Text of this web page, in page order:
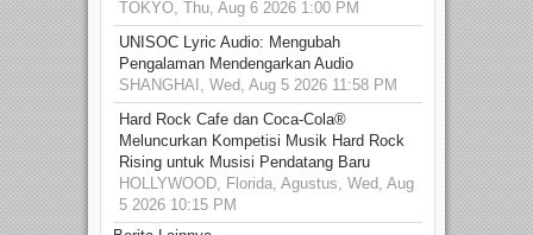
TOKYO, Thu, Aug 6 2026 1:00 PM
UNISOC Lyric Audio: Mengubah
Pengalaman Mendengarkan Audio
SHANGHAI, Wed, Aug 5 2026 11:58 PM
Hard Rock Cafe dan Coca-Cola®
Meluncurkan Kompetisi Musik Hard Rock
Rising untuk Musisi Pendatang Baru
HOLLYWOOD, Florida, Agustus, Wed, Aug
5 2026 10:15 PM